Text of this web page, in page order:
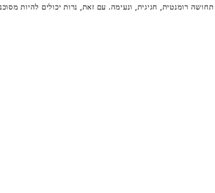
רומנטית, חגיגית, ונעימה. עם זאת, נרות יכולים להיות